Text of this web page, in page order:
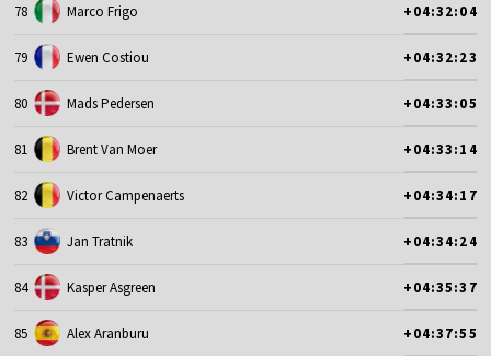
78 Marco Frigo +04:32:04
79 Ewen Costiou +04:32:23
80 Mads Pedersen +04:33:05
81 Brent Van Moer +04:33:14
82 Victor Campenaerts +04:34:17
83 Jan Tratnik +04:34:24
84 Kasper Asgreen +04:35:37
85 Alex Aranburu +04:37:55